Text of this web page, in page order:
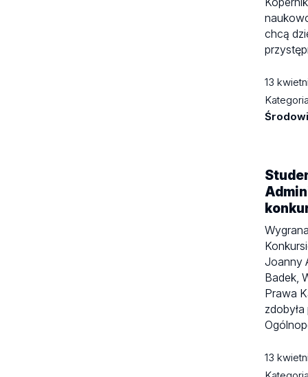
chcą
13
Joanny
Badek,
Prawa
13